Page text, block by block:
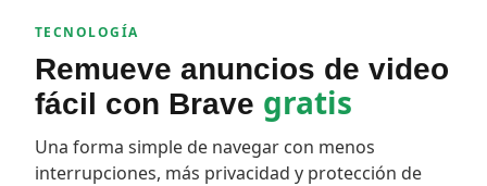
TECNOLOGÍA
Remueve anuncios de video
fácil con Brave gratis
Una forma simple de navegar con menos
interrupciones, más privacidad y protección de